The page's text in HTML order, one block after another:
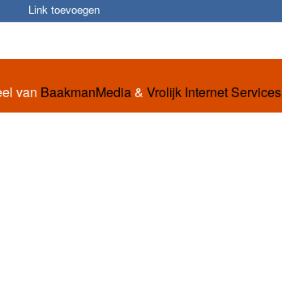
Link toevoegen
van BaakmanMedia& Vrolijk Internet Services